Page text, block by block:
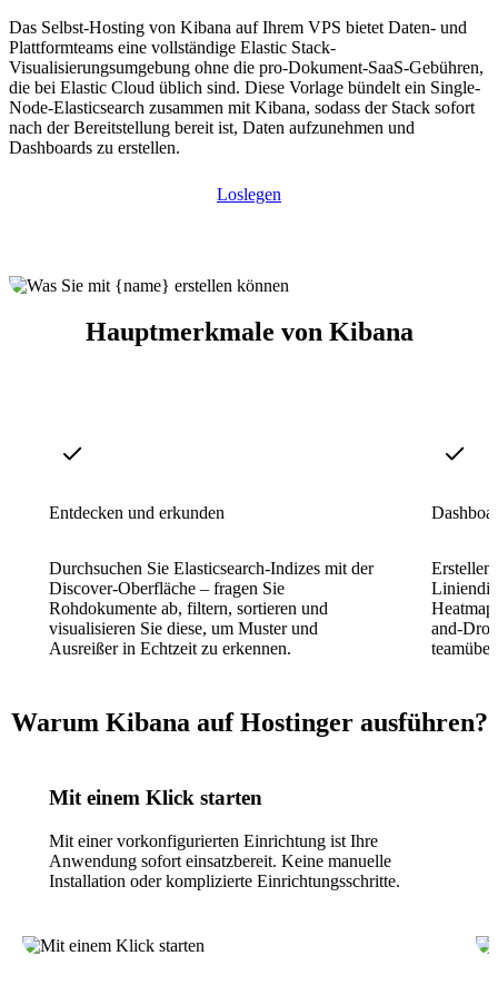
Das Selbst-Hosting von Kibana auf Ihrem VPS bietet Daten- und
Plattformteams eine vollständige Elastic Stack-
Visualisierungsumgebung ohne die pro-Dokument-SaaS-Gebühren,
die bei Elastic Cloud üblich sind. Diese Vorlage bündelt ein Single-
Node-Elasticsearch zusammen mit Kibana, sodass der Stack sofort
nach der Bereitstellung bereit ist, Daten aufzunehmen und
Dashboards zu erstellen.
Loslegen
Hauptmerkmale von Kibana
Entdecken und erkunden
Durchsuchen Sie Elasticsearch-Indizes mit der
Discover-Oberfläche – fragen Sie
Rohdokumente ab, filtern, sortieren und
visualisieren Sie diese, um Muster und
Ausreißer in Echtzeit zu erkennen.
Erstellen
and-
Warum Kibana auf Hostinger ausführen?
Mit einem Klick starten
Mit einer vorkonfigurierten Einrichtung ist Ihre
Anwendung sofort einsatzbereit. Keine manuelle
Installation oder komplizierte Einrichtungsschritte.